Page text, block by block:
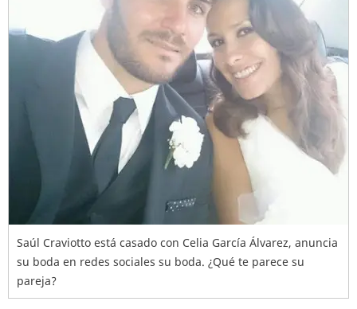
Saúl Craviotto está casado con Celia García Álvarez, anuncia
su boda en redes sociales su boda. ¿Qué te parece su
pareja?